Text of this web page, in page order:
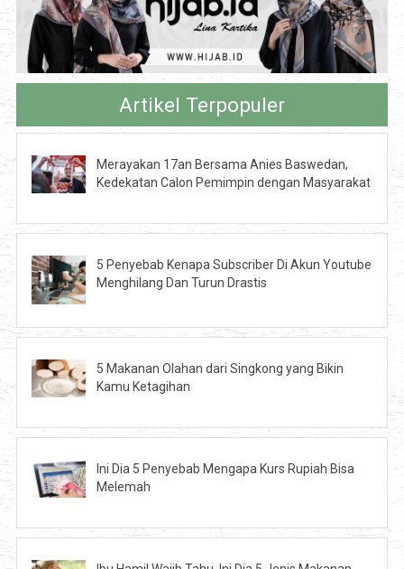
Artikel Terpopuler
Merayakan 17an Bersama Anies Baswedan,
Kedekatan Calon Pemimpin dengan Masyarakat
5 Penyebab Kenapa Subscriber Di Akun Youtube
Menghilang Dan Turun Drastis
5 Makanan Olahan dari Singkong yang Bikin
Kamu Ketagihan
Ini Dia 5 Penyebab Mengapa Kurs Rupiah Bisa
Melemah